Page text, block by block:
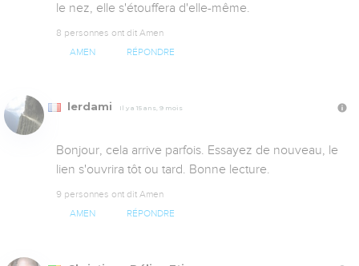
le nez, elle s'étouffera d'elle-même.
8 personnes ont dit Amen
AMEN RÉPONDRE
lerdami Il y a 15 ans, 9 mois
Bonjour, cela arrive parfois. Essayez de nouveau, le
lien s'ouvrira tôt ou tard. Bonne lecture.
9 personnes ont dit Amen
AMEN RÉPONDRE